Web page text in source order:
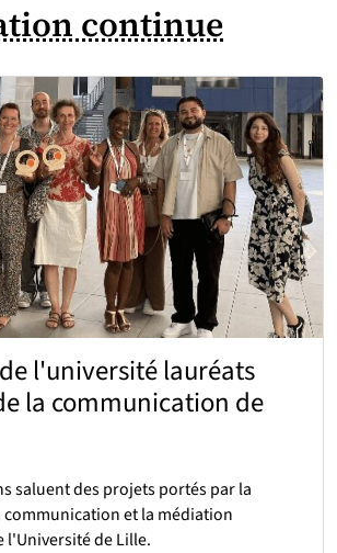
continue
l'université lauréats
la communication de
saluent des projets portés par la
et la médiation
l'Université de Lille.